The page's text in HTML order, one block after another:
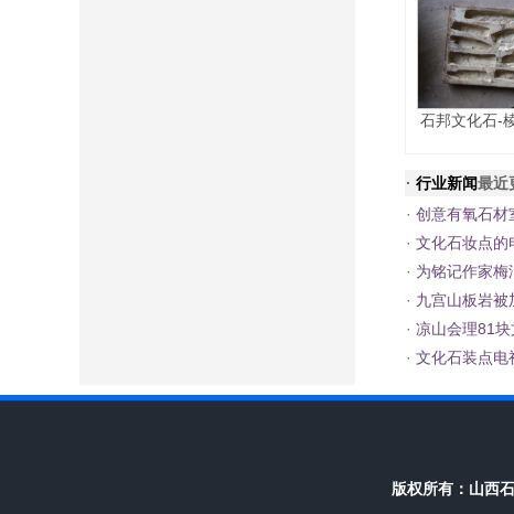
石邦文化石-
· 行业新闻最近
· 创意有氧石材
· 文化石妆点的
· 为铭记作家
· 九宫山板岩
· 凉山会理81
· 文化石装点电
版权所有： 山西